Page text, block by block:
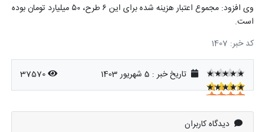
وی افزود: مجموع اعتبار هزینه شده برای این۶طرح، ۵۰میلیارد تومان بوده
است.
کد خبر: 1407
★★★★★
★★★★★
★★★★★
تاریخ خبر : 5 شهریور 1403 37570
دیدگاه کاربران